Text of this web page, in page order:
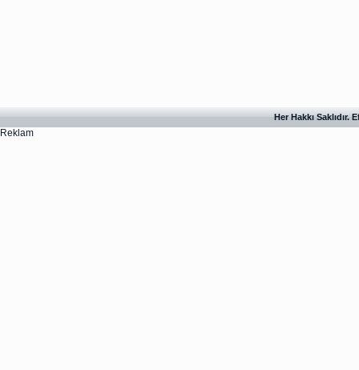
Her Hakkı Saklıdır.
Reklam